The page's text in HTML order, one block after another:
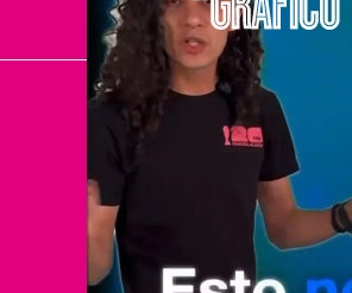
El Universal
Vive USA
Clase
De 10 sports